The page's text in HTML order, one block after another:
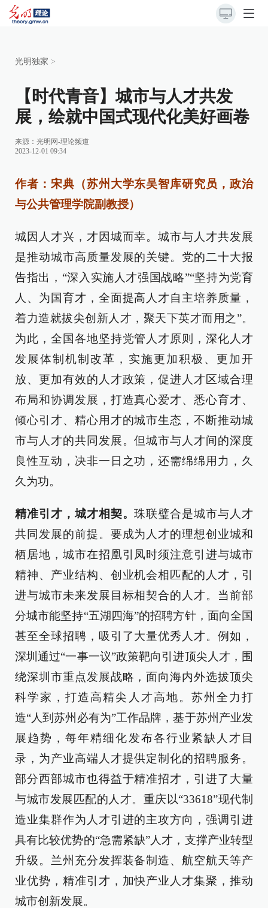
光明独家 >
【时代青音】城市与人才共发
展，绘就中国式现代化美好画卷
来源： 光明网-理论频道
2023-12-01 09:34
作者：宋典（苏州大学东吴智库研究员，政治
与公共管理学院副教授）
城因人才兴，才因城而幸。城市与人才共发展
是推动城市高质量发展的关键。党的二十大报
告指出，“深入实施人才强国战略”“坚持为党育
人、为国育才，全面提高人才自主培养质量，
着力造就拔尖创新人才，聚天下英才而用之”。
为此，全国各地坚持党管人才原则，深化人才
发展体制机制改革，实施更加积极、更加开
放、更加有效的人才政策，促进人才区域合理
布局和协调发展，打造真心爱才、悉心育才、
倾心引才、精心用才的城市生态，不断推动城
市与人才的共同发展。但城市与人才间的深度
良性互动，决非一日之功，还需绵绵用力，久
久为功。
精准引才，城才相契。珠联璧合是城市与人才
共同发展的前提。要成为人才的理想创业城和
栖居地，城市在招凰引凤时须注意引进与城市
精神、产业结构、创业机会相匹配的人才，引
进与城市未来发展目标相契合的人才。当前部
分城市能坚持“五湖四海”的招聘方针，面向全国
甚至全球招聘，吸引了大量优秀人才。例如，
深圳通过“一事一议”政策靶向引进顶尖人才，围
绕深圳市重点发展战略，面向海内外选拔顶尖
科学家，打造高精尖人才高地。苏州全力打
造“人到苏州必有为”工作品牌，基于苏州产业发
展趋势，每年精细化发布各行业紧缺人才目
录，为产业高端人才提供定制化的招聘服务。
部分西部城市也得益于精准招才，引进了大量
与城市发展匹配的人才。重庆以“33618”现代制
造业集群作为人才引进的主攻方向，强调引进
具有比较优势的“急需紧缺”人才，支撑产业转型
升级。兰州充分发挥装备制造、航空航天等产
业优势，精准引才，加快产业人才集聚，推动
城市创新发展。